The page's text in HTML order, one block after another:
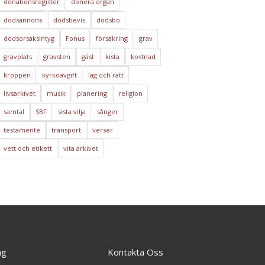
dödsannons dödsbevis dödsbo
dödsorsaksintyg Fonus försäkring grav
gravplats gravsten gäst kista kostnad
kroppen kyrkoavgift lag och rätt
livsarkivet musik planering religion
samtal SBF sista vilja sånger
testamente transport verser
vett och etikett vita arkivet
Kontakta Oss